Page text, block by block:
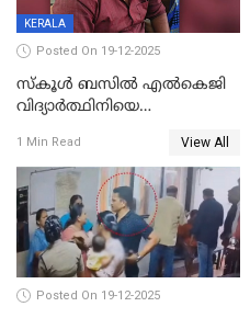
KERALA
Posted On 19-12-2025
സ്കൂൾ ബസിൽ എൽകെജി
വിദ്യാര്‍ത്ഥിനിയെ
ക്ലീനര്‍ പിടിയിൽ
1 Min Read View All
Posted On 19-12-2025